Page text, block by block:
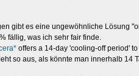
gibt es eine ungewöhnliche Lösung
fällig, was ich sehr fair finde.
offers a 14-day 'cooling-off period'
so aus, als könnte man innerhalb